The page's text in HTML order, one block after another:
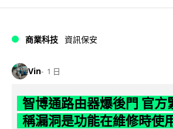
商業科技 資訊保安
Vin 1 日
智博通路由器爆後門 官方
稱漏洞是功能在維修時使